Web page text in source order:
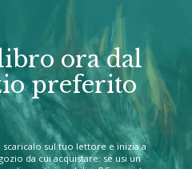
ora dal
preferito
scaricalo sul tuo lettore e inizia a
da cui acquistare: se usi un